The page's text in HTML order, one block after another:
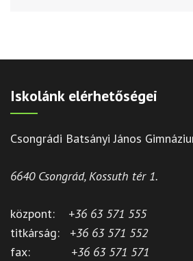
Iskolánk elérhetőségei
Csongrádi Batsányi János
6640 Csongrád, Kossuth tér 1.
központ: +36 63 571 555
titkárság: +36 63 571 552
fax: +36 63 571 571